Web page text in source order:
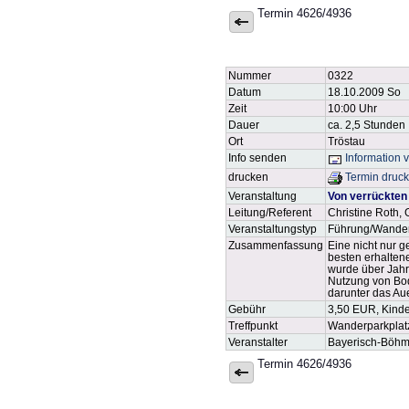
Termin 4626/4936
Nummer
0322
Datum
18.10.2009 So
Zeit
10:00 Uhr
Dauer
ca. 2,5 Stunden
Ort
Tröstau
Info senden
Information
drucken
Termin
Veranstaltung
Von
Leitung/Referent
Christine Roth,
Veranstaltungstyp
Führung/
Zusammenfassung Eine nicht nur
besten
wurde über
Nutzung von
darunter das
Gebühr
3,50 EUR,
Treffpunkt
Veranstalter
Bayerisch-
Termin 4626/4936